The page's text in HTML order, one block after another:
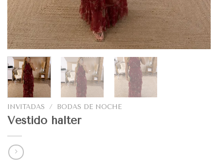
INVITADAS / BODAS DE NOCHE
Vestido halter